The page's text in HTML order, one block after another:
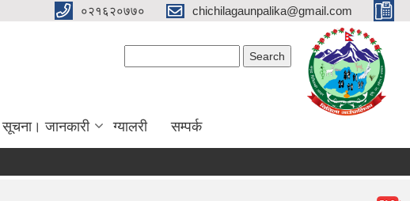
०२१६२०७७० chichilagaunpalika@gmail.com
सूचना। जानकारी ग्यालरी सम्पर्क